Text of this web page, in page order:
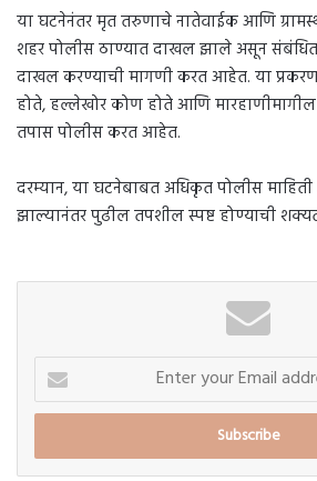
या घटनेनंतर मृत तरुणाचे नातेवाईक आणि
शहर पोलीस ठाण्यात दाखल झाले असून संबंधित
दाखल करण्याची मागणी करत आहेत. या
होते, हल्लेखोर कोण होते आणि
तपास पोलीस करत आहेत.
दरम्यान, या घटनेबाबत अधिकृत पोलीस
झाल्यानंतर पुढील तपशील स्पष्ट होण्याची
Enter
your
Email